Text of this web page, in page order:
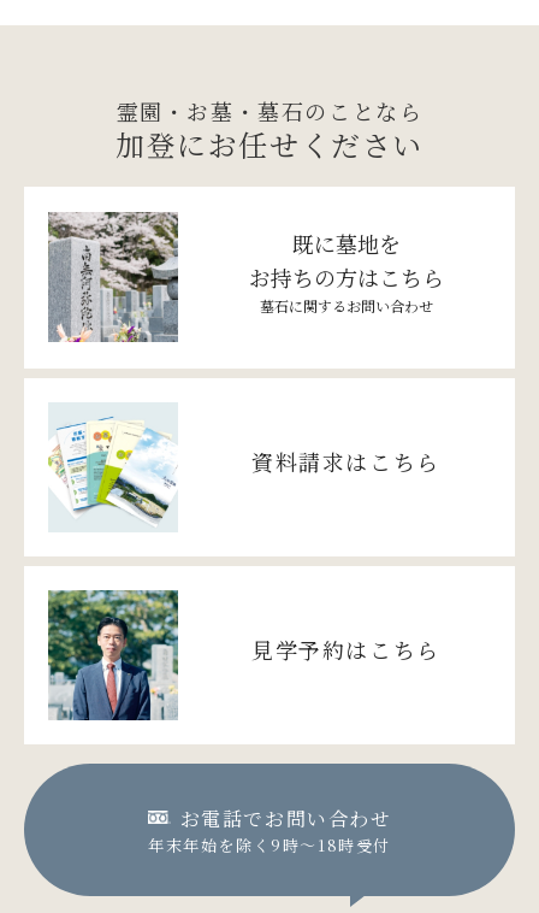
霊園・お墓・墓石のことなら
加登にお任せください
既に墓地を
お持ちの方はこちら
墓石に関するお問い合わせ
資料請求はこちら
見学予約はこちら
お電話でお問い合わせ
年末年始を除く9時〜18時受付